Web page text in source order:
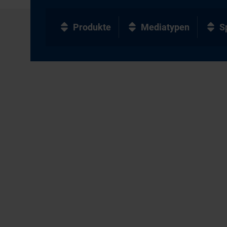
Produkte Mediatypen